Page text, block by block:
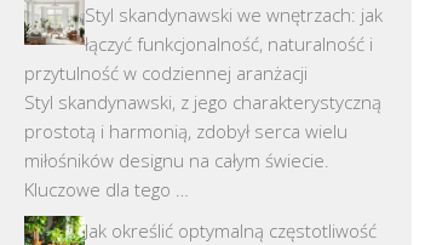
Styl skandynawski we wnętrzach: jak
łączyć funkcjonalność, naturalność i
przytulność w codziennej aranżacji
Styl skandynawski, z jego charakterystyczną
prostotą i harmonią, zdobył serca wielu
miłośników designu na całym świecie.
Kluczowe dla tego …
Jak określić optymalną częstotliwość